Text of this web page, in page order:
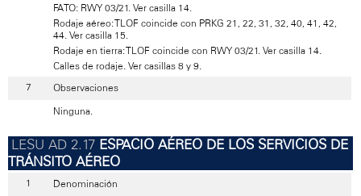
FATO: RWY 03/21. Ver casilla 14.
Rodaje aéreo: TLOF coincide con PRKG 21, 22, 31, 32, 40, 41, 42,
44. Ver casilla 15.
Rodaje en tierra: TLOF coincide con RWY 03/21. Ver casilla 14.
Calles de rodaje. Ver casillas 8 y 9.
Observaciones
Ninguna.
ESPACIO AÉREO DE LOS SERVICIOS DE
TRÁNSITO AÉREO
Denominación